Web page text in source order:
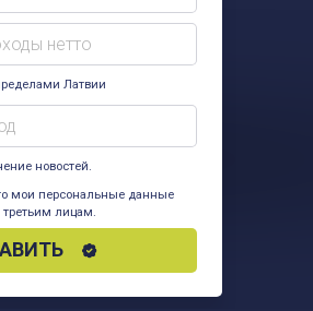
Латвии
новостей.
мои персональные данные
лицам.